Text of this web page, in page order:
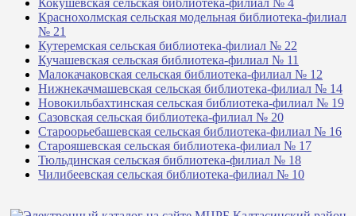
Кокушевская сельская библиотека-филиал № 4
Краснохолмская сельская модельная библиотека-филиал
№ 21
Кутеремская сельская библиотека-филиал № 22
Кучашевская сельская библиотека-филиал № 11
Малокачаковская сельская библиотека-филиал № 12
Нижнекачмашевская сельская библиотека-филиал № 14
Новокильбахтинская сельская библиотека-филиал № 19
Сазовская сельская библиотека-филиал № 20
Староорьебашевская сельская библиотека-филиал № 16
Старояшевская сельская библиотека-филиал № 17
Тюльдинская сельская библиотека-филиал № 18
Чилибеевская сельская библиотека-филиал № 10